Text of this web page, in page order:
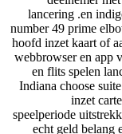
lancering .en
number 49 prime
hoofd inzet kaart of
webbrowser en app
en flits spelen
Indiana choose
inzet
speelperiode
echt geld belang